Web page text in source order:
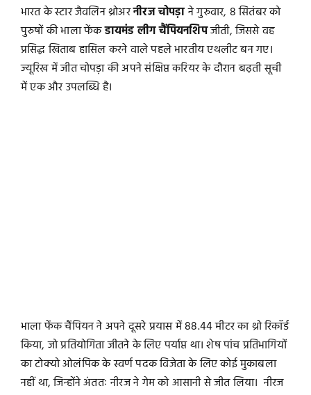
भारत के स्टार जैवलिन थ्रोअरनीरज चोपड़ाने गुरुवार, 8 सितंबर को
पुरुषों की भाला फेंकडायमंड लीगचैंपियनशिपजीती, जिससे वह
प्रसिद्ध खिताब हासिल करने वाले पहले भारतीय एथलीट बन गए।
ज्यूरिख में जीत चोपड़ा की अपने संक्षिप्त करियर के दौरान बढ़ती सूची
में एक और उपलब्धि है।
भाला फेंक चैंपियन ने अपने दूसरे प्रयास में 88.44 मीटर का थ्रो रिकॉर्ड
किया, जो प्रतियोगिता जीतने के लिए पर्याप्त था। शेष पांच प्रतिभागियों
का टोक्यो ओलंपिक के स्वर्ण पदक विजेता के लिए कोई मुकाबला
नहीं था, जिन्होंने अंततः नीरज ने गेम को आसानी से जीत लिया। नीरज